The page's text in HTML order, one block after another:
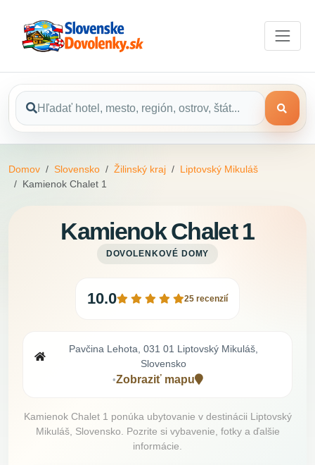
Domov Slovensko Žilinský kraj
Liptovský Mikuláš
Kamienok Chalet 1
Kamienok Chalet 1
DOVOLENKOVÉ DOMY
10.0 25 recenzií
Pavčina Lehota, 031 01 Liptovský Mikuláš,
Slovensko
•Zobraziť mapu
Kamienok Chalet 1 ponúka ubytovanie v destinácii Liptovský
Mikuláš, Slovensko. Pozrite si vybavenie, fotky a ďalšie
informácie.